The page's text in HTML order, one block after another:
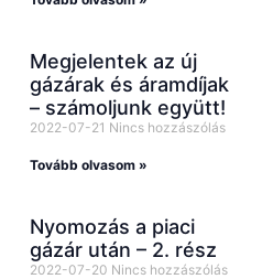
Megjelentek az új
gázárak és áramdíjak
– számoljunk együtt!
2022-07-21 Nincs hozzászólás
Tovább olvasom »
Nyomozás a piaci
gázár után – 2. rész
2022-07-20 Nincs hozzászólás